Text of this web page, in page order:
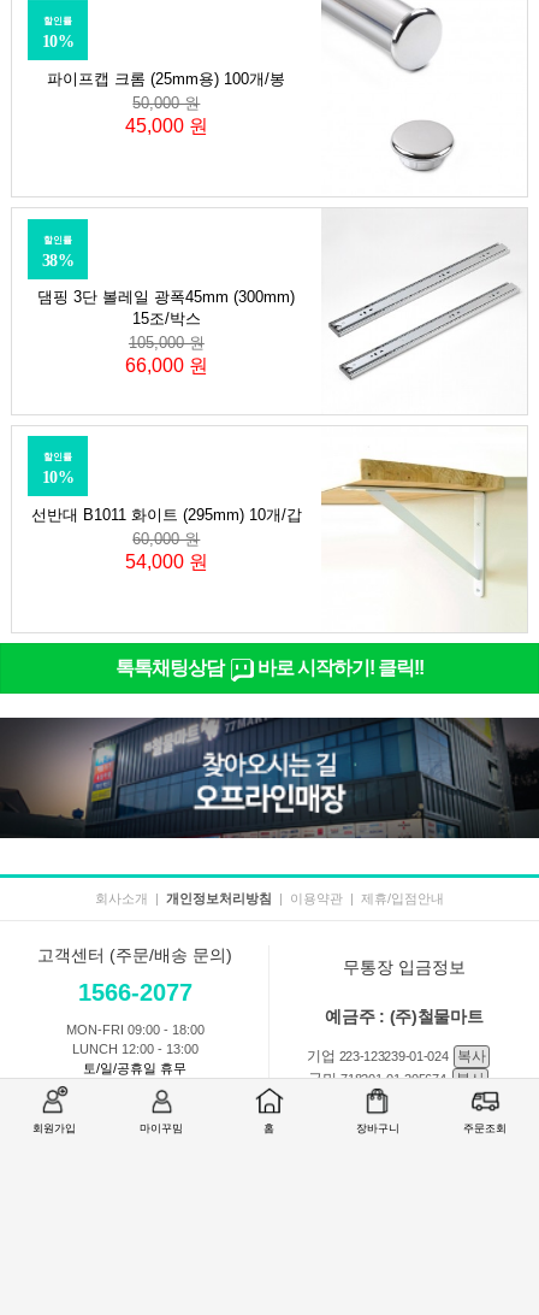
회원가입 마이꾸밈 홈 장바구니 주문조회
파이프캡 크롬 (25mm용) 100개/봉
할인률
10%
50,000 원
45,000 원
댐핑 3단 볼레일 광폭45mm (300mm)
15조/박스
할인률
38%
105,000 원
66,000 원
선반대 B1011 화이트 (295mm) 10개/갑
할인률
10%
60,000 원
54,000 원
톡톡채팅상담 바로 시작하기! 클릭!!
회사소개 | 개인정보처리방침 | 이용약관 | 제휴/입점안내
고객센터 (주문/배송 문의)
1566-2077
MON-FRI 09:00 - 18:00
LUNCH 12:00 - 13:00
토/일/공휴일 휴무
무통장 입금정보
예금주 : (주)철물마트
기업 223-123239-01-024
복사
국민718201-01-205674
복사
301-0168-3882-11 복사